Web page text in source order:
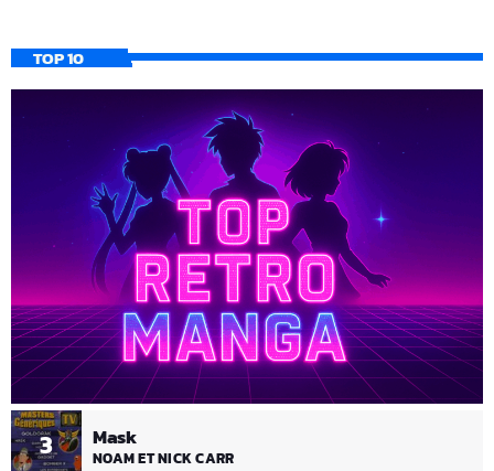
TOP 10
3 Mask
NOAM ET NICK CARR